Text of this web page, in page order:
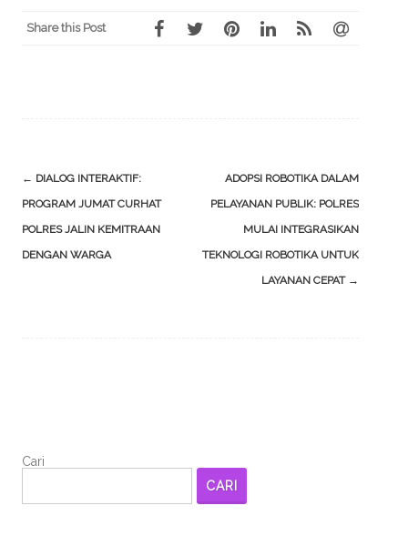
Share this Post
Post
navigation
← DIALOG INTERAKTIF:
PROGRAM JUMAT CURHAT
POLRES JALIN KEMITRAAN
DENGAN WARGA
ADOPSI ROBOTIKA DALAM
PELAYANAN PUBLIK: POLRES
MULAI INTEGRASIKAN
TEKNOLOGI ROBOTIKA UNTUK
LAYANAN CEPAT →
Cari
CARI